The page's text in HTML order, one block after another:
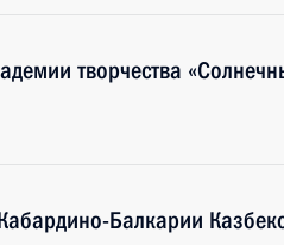
творчества
Балкарии